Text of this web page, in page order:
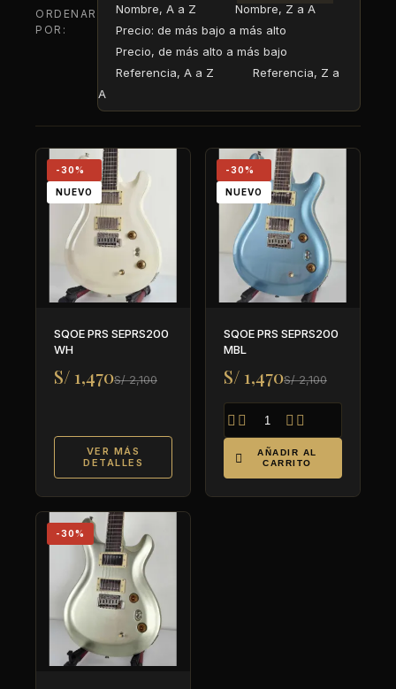
ORDENAR
POR:
Nombre, A a Z
Nombre, Z a A
Precio: de más bajo a más alto
Precio, de más alto a más bajo
Referencia, A a Z
Referencia, Z a
A
-30%
NUEVO
SQOE PRS SEPRS200
WH
S/ 1,470S/ 2,100
VER MÁS
DETALLES
-30%
NUEVO
SQOE PRS SEPRS200
MBL
S/ 1,470S/ 2,100
   

AÑADIR AL
CARRITO
-30%